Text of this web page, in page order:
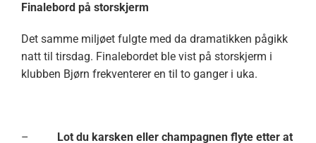
Finalebord på storskjerm
Det samme miljøet fulgte med da dramatikken pågikk
natt til tirsdag. Finalebordet ble vist på storskjerm i
klubben Bjørn frekventerer en til to ganger i uka.
– Lot du karsken eller champagnen flyte etter at